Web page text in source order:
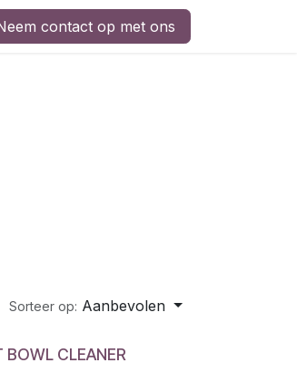
contact op met ons
Sorteer op: Aanbevolen
BOWL CLEANER